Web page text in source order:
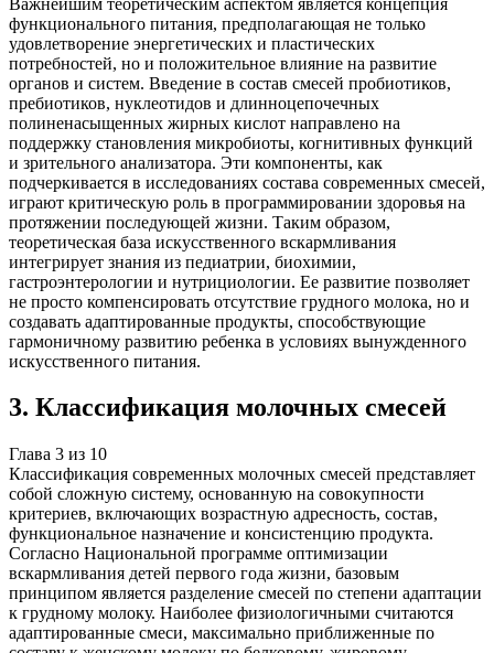
функционального питания, предполагающая не только
удовлетворение энергетических и пластических
потребностей, но и положительное влияние на развитие
органов и систем. Введение в состав смесей пробиотиков,
пребиотиков, нуклеотидов и длинноцепочечных
полиненасыщенных жирных кислот направлено на
поддержку становления микробиоты, когнитивных функций
и зрительного анализатора. Эти компоненты, как
подчеркивается в исследованиях состава современных смесей,
играют критическую роль в программировании здоровья на
протяжении последующей жизни. Таким образом,
теоретическая база искусственного вскармливания
интегрирует знания из педиатрии, биохимии,
гастроэнтерологии и нутрициологии. Ее развитие позволяет
не просто компенсировать отсутствие грудного молока, но и
создавать адаптированные продукты, способствующие
гармоничному развитию ребенка в условиях вынужденного
искусственного питания.
3. Классификация молочных смесей
Глава 3 из 10
Классификация современных молочных смесей представляет
собой сложную систему, основанную на совокупности
критериев, включающих возрастную адресность, состав,
функциональное назначение и консистенцию продукта.
Согласно Национальной программе оптимизации
вскармливания детей первого года жизни, базовым
принципом является разделение смесей по степени адаптации
к грудному молоку. Наиболее физиологичными считаются
адаптированные смеси, максимально приближенные по